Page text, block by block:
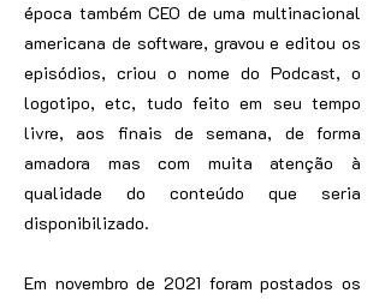
época também CEO de uma multinacional
americana de software, gravou e editou os
episódios, criou o nome do Podcast, o
logotipo, etc, tudo feito em seu tempo
livre, aos finais de semana, de forma
amadora mas com muita atenção à
qualidade do conteúdo que seria
disponibilizado.
Em novembro de 2021 foram postados os